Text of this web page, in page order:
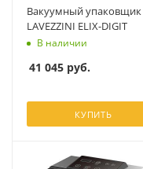
Вакуумный упаковщик
LAVEZZINI ELIX-DIGIT
В наличии
41 045 руб.
КУПИТЬ